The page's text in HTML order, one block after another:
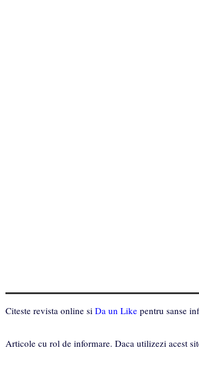
Citeste revista online si Da un Likepentru sanse
Articole cu rol de informare. Daca utilizezi acest